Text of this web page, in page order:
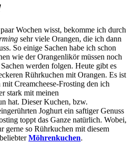
Wochen wisst, bekomme ich durch
sehr viele Orangen, die ich dann
So einige Sachen habe ich schon
wie der Orangenlikör müssen noch
werden folgen. Heute gibt es
Rührkuchen mit Orangen. Es ist
Creamcheese-Frosting den ich
stark mit meinen
hat. Dieser Kuchen, bzw.
Joghurt ein saftiger Genuss
toppt das Ganze natürlich. Wobei,
gerne so Rührkuchen mit diesem
Möhrenkuchen.